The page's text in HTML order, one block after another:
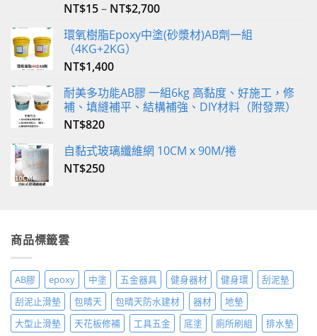
評分5.00
NT$15– NT$2,700
環氧樹脂Epoxy中塗(砂漿材)AB劑一組
（4KG+2KG）
NT$1,400
耐美多功能AB膠 一組6kg 高黏度、好施工，修
補、填縫補平、結構補強、DIY材料（附發票）
NT$820
自黏式玻璃纖維網 10CMｘ90M/捲
NT$250
商品標籤雲
AB膠 epoxy 中塗 五金器具 健身器材 健身環
刮泥墊
刮泥止滑墊
包晴天 包晴天防水建材 器材
地墊
大型止滑墊
天花板修補 工具五金 底塗 廁所刷組
排水墊